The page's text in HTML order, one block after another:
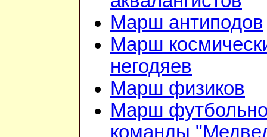
Марш антиподов
Марш
негодяев
Марш физиков
Марш
команды